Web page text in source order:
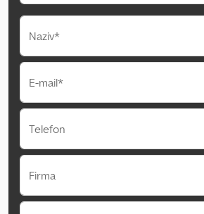
Naziv*
E-mail*
Telefon
Firma